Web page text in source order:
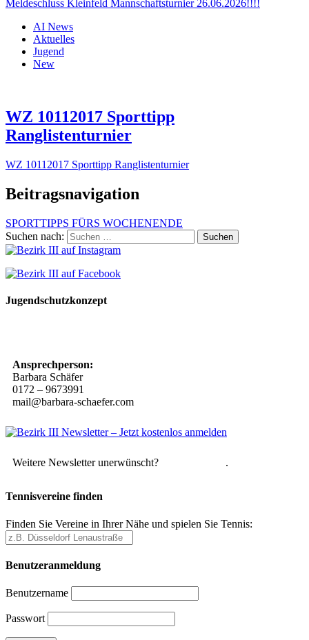
Meldeschluss Kleinfeld Mannschaftsturnier 26.06.2026!!!!
AI News
Aktuelles
Jugend
New
WZ 10112017 Sporttipp
Ranglistenturnier
WZ 10112017 Sporttipp Ranglistenturnier
Beitragsnavigation
SPORTTIPPS FÜRS WOCHENENDE
Suchen nach:
Jugendschutzkonzept
Ansprechperson:
Barbara Schäfer
0172 – 9673991
mail@barbara-schaefer.com
Weitere Newsletter unerwünscht? .
Tennisvereine finden
Finden Sie Vereine in Ihrer Nähe und spielen Sie Tennis:
Benutzeranmeldung
Benutzername
Passwort